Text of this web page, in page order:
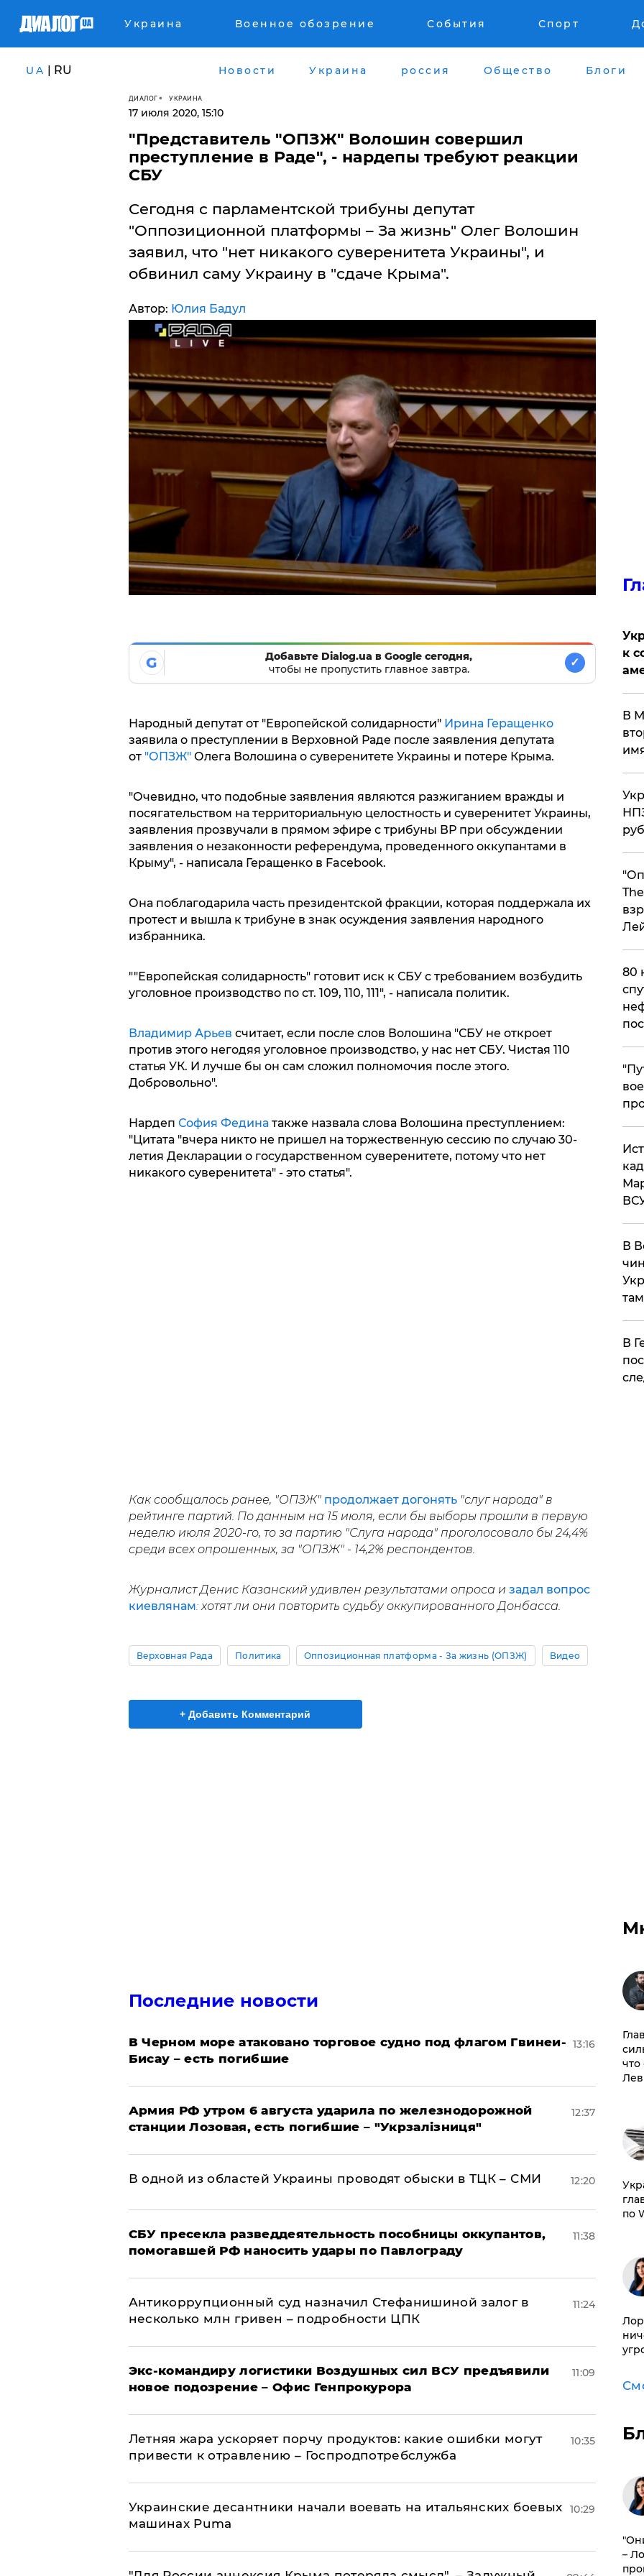
Украина Военное обозрение События Спорт
UA | RU Новости Украина россия Общество Блоги
ДИАЛОГ УКРАИНА
17 июля 2020, 15:10
"Представитель "ОПЗЖ" Волошин совершил
преступление в Раде", - нардепы требуют реакции
СБУ
Сегодня с парламентской трибуны депутат
"Оппозиционной платформы – За жизнь" Олег Волошин
заявил, что "нет никакого суверенитета Украины", и
обвинил саму Украину в "сдаче Крыма".
Автор: Юлия Бадул
G
Добавьте Dialog.ua в Google сегодня,
чтобы не пропустить главное завтра.
✓
Народный депутат от "Европейской солидарности" Ирина Геращенко
заявила о преступлении в Верховной Раде после заявления депутата
от "ОПЗЖ" Олега Волошина о суверенитете Украины и потере Крыма.
"Очевидно, что подобные заявления являются разжиганием вражды и
посягательством на территориальную целостность и суверенитет Украины,
заявления прозвучали в прямом эфире с трибуны ВР при обсуждении
заявления о незаконности референдума, проведенного оккупантами в
Крыму", - написала Геращенко в Facebook.
Она поблагодарила часть президентской фракции, которая поддержала их
протест и вышла к трибуне в знак осуждения заявления народного
избранника.
""Европейская солидарность" готовит иск к СБУ с требованием возбудить
уголовное производство по ст. 109, 110, 111", - написала политик.
Владимир Арьев считает, если после слов Волошина "СБУ не откроет
против этого негодяя уголовное производство, у нас нет СБУ. Чистая 110
статья УК. И лучше бы он сам сложил полномочия после этого.
Добровольно".
Нардеп София Фединатакже назвала слова Волошина преступлением:
"Цитата "вчера никто не пришел на торжественную сессию по случаю 30-
летия Декларации о государственном суверенитете, потому что нет
никакого суверенитета" - это статья".
Как сообщалось ранее, "ОПЗЖ" продолжает догонять"слуг народа" в
рейтинге партий. По данным на 15 июля, если бы выборы прошли в первую
неделю июля 2020-го, то за партию "Слуга народа" проголосовало бы 24,4%
среди всех опрошенных, за "ОПЗЖ" - 14,2% респондентов.
Журналист Денис Казанский удивлен результатами опроса и задал вопрос
киевлянам:хотят ли они повторить судьбу оккупированного Донбасса.
Верховная Рада Политика Оппозиционная платформа - За жизнь (ОПЗЖ) Видео
+ Добавить Комментарий
Последние новости
В Черном море атаковано торговое судно под флагом Гвинеи-
Бисау – есть погибшие
13:16
Армия РФ утром 6 августа ударила по железнодорожной
станции Лозовая, есть погибшие – "Укрзалізниця"
12:37
В одной из областей Украины проводят обыски в ТЦК – СМИ 12:20
СБУ пресекла разведдеятельность пособницы оккупантов,
помогавшей РФ наносить удары по Павлограду
11:38
Антикоррупционный суд назначил Стефанишиной залог в
несколько млн гривен – подробности ЦПК
11:24
Экс-командиру логистики Воздушных сил ВСУ предъявили
новое подозрение – Офис Генпрокурора
11:09
Летняя жара ускоряет порчу продуктов: какие ошибки могут
привести к отравлению – Госпродпотребслужба
10:35
Украинские десантники начали воевать на итальянских боевых
машинах Puma
10:29
к
В
80
В
​В
что
по
–